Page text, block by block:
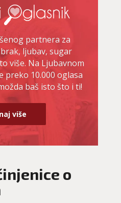
partnera za
ljubav, sugar
više. Na Ljubavnom
preko 10.000 oglasa
baš isto što i ti!
više
o